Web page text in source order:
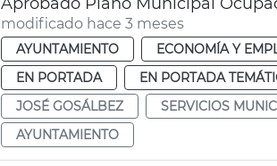
modificado hace 3 meses
AYUNTAMIENTO ECONOMÍA Y
EN PORTADA
EN PORTADA
JOSÉ GOSÁLBEZ
SERVICIOS
AYUNTAMIENTO